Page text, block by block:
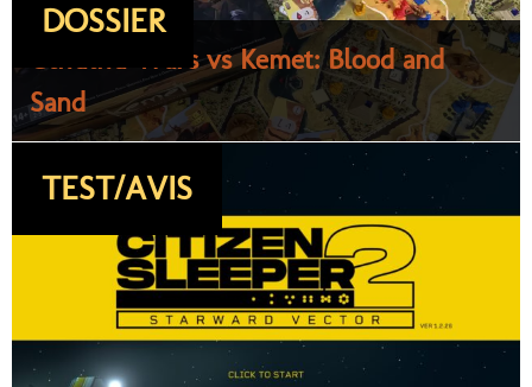
DOSSIER
Cthulhu Wars vs Kemet: Blood and
Sand
TEST/AVIS